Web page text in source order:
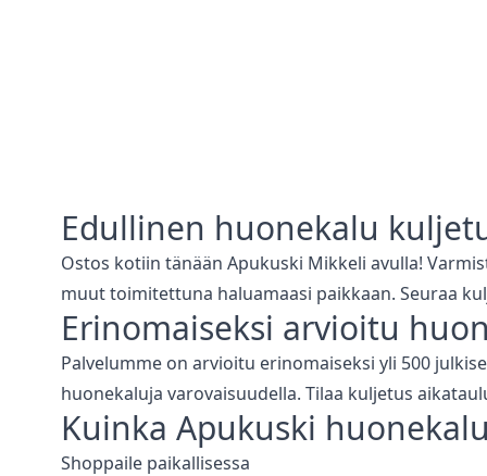
Edullinen huonekalu
Ostos kotiin tänään Apukuski Mikkeli avulla!
muut toimitettuna haluamaasi paikkaan. Seuraa
Erinomaiseksi arvioitu
Palvelumme on arvioitu erinomaiseksi yli 500
huonekaluja varovaisuudella. Tilaa kuljetus
Kuinka Apukuski
Shoppaile paikallisessa